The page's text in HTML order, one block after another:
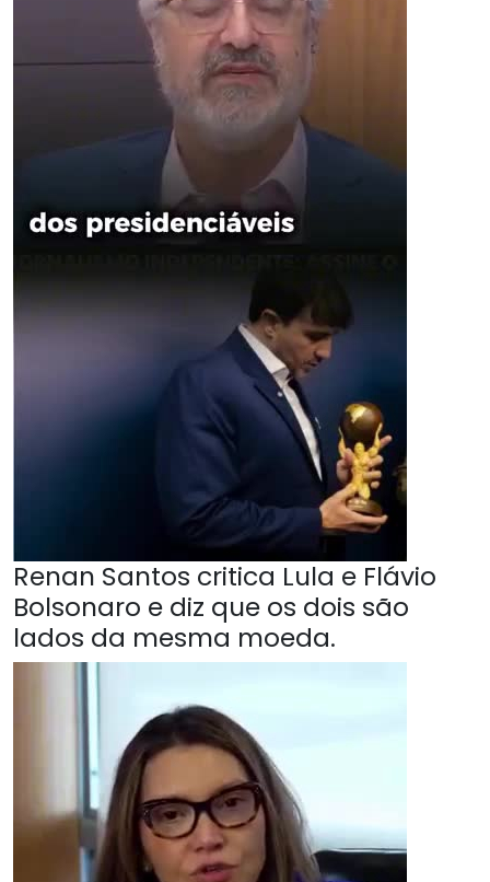
Renan Santos critica Lula e Flávio
Bolsonaro e diz que os dois são
lados da mesma moeda.